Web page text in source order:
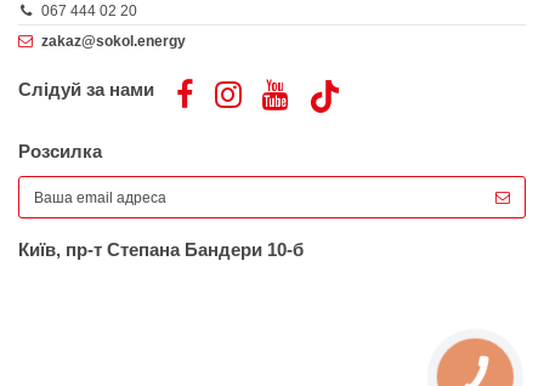
067 444 02 20
zakaz@sokol.energy
Слідуй за нами
Розсилка
Київ, пр-т Степана Бандери 10-б
КНОПКА
ЗВ'ЯЗКУ